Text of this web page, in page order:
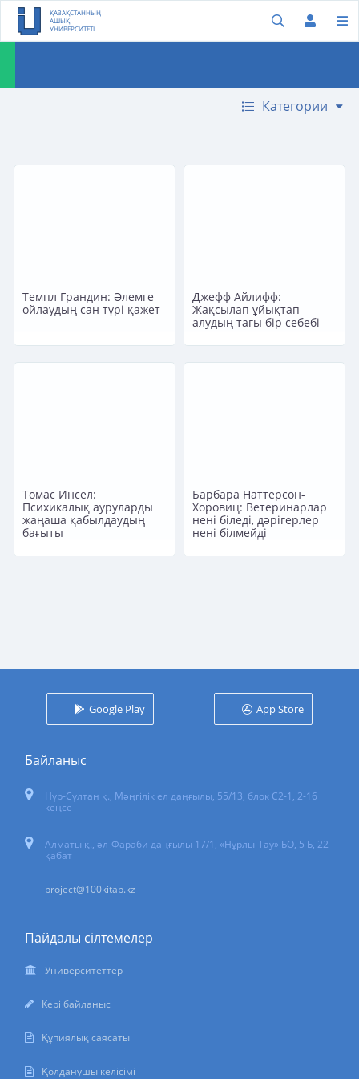
ҚАЗАҚСТАННЫҢ
АШЫҚ
УНИВЕРСИТЕТІ
Категории
Темпл Грандин: Әлемге
ойлаудың сан түрі қажет
Джефф Айлифф:
Жақсылап ұйықтап
алудың тағы бір себебі
Tомас Инсел:
Психикалық ауруларды
жаңаша қабылдаудың
бағыты
Барбара Наттерсон-
Хоровиц: Ветеринарлар
нені біледі, дәрігерлер
нені білмейді
Google Play App Store
Байланыс
Нұр-Сұлтан қ., Мәңгілік ел даңғылы, 55/13, блок С2-1, 2-16
кеңсе
Алматы қ., әл-Фараби даңғылы 17/1, «Нұрлы-Тау» БО, 5 Б, 22-
қабат
project@100kitap.kz
Пайдалы сілтемелер
Университеттер
Кері байланыс
Құпиялық саясаты
Қолданушы келісімі